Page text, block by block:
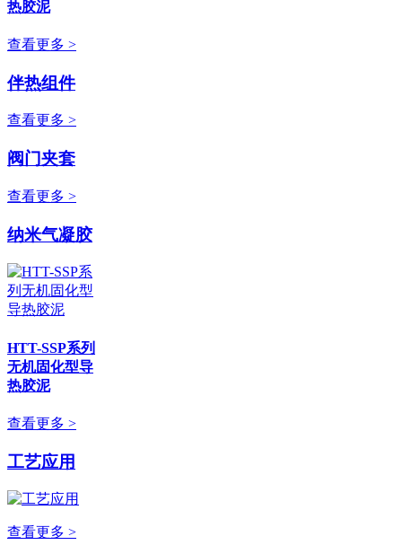
热胶泥
查看更多 >
伴热组件
查看更多 >
阀门夹套
查看更多 >
纳米气凝胶
HTT-SSP系列
无机固化型导
热胶泥
查看更多 >
工艺应用
查看更多 >